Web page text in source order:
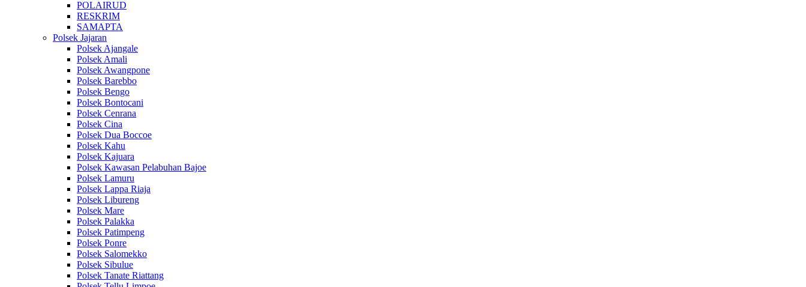
POLAIRUD
RESKRIM
SAMAPTA
Polsek Jajaran
Polsek Ajangale
Polsek Amali
Polsek Awangpone
Polsek Barebbo
Polsek Bengo
Polsek Bontocani
Polsek Cenrana
Polsek Cina
Polsek Dua Boccoe
Polsek Kahu
Polsek Kajuara
Polsek Kawasan Pelabuhan Bajoe
Polsek Lamuru
Polsek Lappa Riaja
Polsek Libureng
Polsek Mare
Polsek Palakka
Polsek Patimpeng
Polsek Ponre
Polsek Salomekko
Polsek Sibulue
Polsek Tanate Riattang